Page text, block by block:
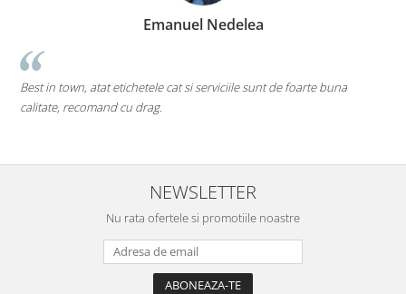
Emanuel Nedelea
Best in town, atat etichetele cat si serviciile sunt de foarte buna
calitate, recomand cu drag.
NEWSLETTER
Nu rata ofertele si promotiile noastre